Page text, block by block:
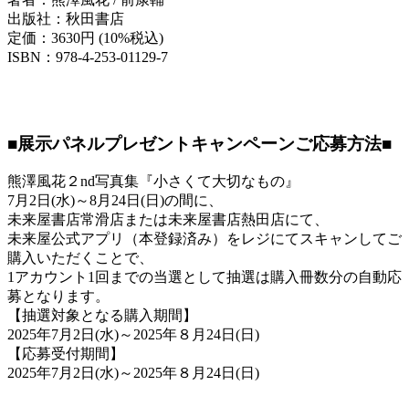
出版社：秋田書店
定価：3630円 (10%税込)
ISBN：978-4-253-01129-7
■展示パネルプレゼントキャンペーンご応募方法■
熊澤風花２nd写真集『小さくて大切なもの』
7月2日(水)～8月24日(日)の間に、
未来屋書店常滑店または未来屋書店熱田店にて、
未来屋公式アプリ（本登録済み）をレジにてスキャンしてご
購入いただくことで、
1アカウント1回までの当選として抽選は購入冊数分の自動応
募となります。
【抽選対象となる購入期間】
2025年7月2日(水)～2025年８月24日(日)
【応募受付期間】
2025年7月2日(水)～2025年８月24日(日)